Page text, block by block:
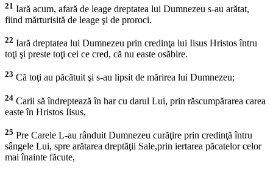
21 Iară acum, afară de leage dreptatea lui Dumnezeu s-au arătat,
fiind mărturisită de leage şi de proroci.
22 Iară dreptatea lui Dumnezeu prin credinţa lui Iisus Hristos întru
toţi şi preste toţi cei ce cred, că nu easte osăbire.
23 Că toţi au păcătuit şi s-au lipsit de mărirea lui Dumnezeu;
24 Carii să îndreptează în har cu darul Lui, prin răscumpărarea carea
easte în Hristos Iisus,
25 Pre Carele L-au rânduit Dumnezeu curăţire prin credinţă întru
sângele Lui, spre arătarea dreptăţii Sale,prin iertarea păcatelor celor
mai înainte făcute,